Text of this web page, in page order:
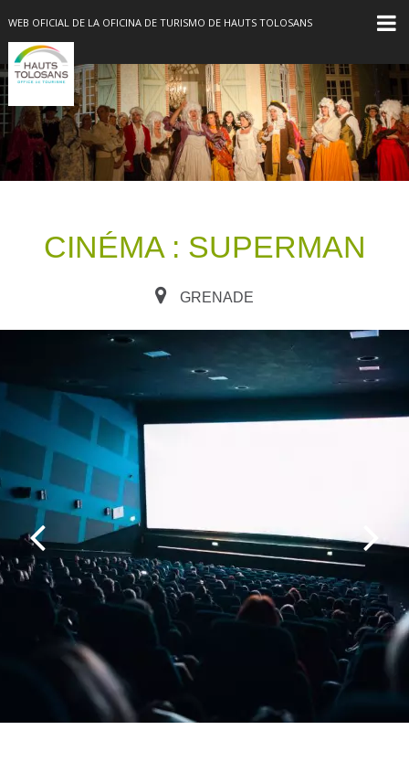
WEB OFICIAL DE LA OFICINA DE TURISMO DE HAUTS TOLOSANS
CINÉMA : SUPERMAN
GRENADE